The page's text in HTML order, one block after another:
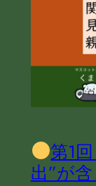
第1
出”が